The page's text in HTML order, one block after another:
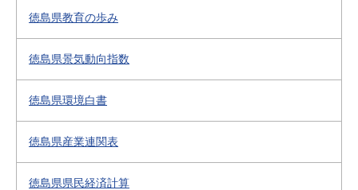
徳島県教育の歩み
徳島県景気動向指数
徳島県環境白書
徳島県産業連関表
徳島県県民経済計算